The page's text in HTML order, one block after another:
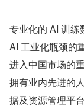
专业化的 AI 训
AI 工业化瓶颈的
进入中国市场的
拥有业内先进的
据及资源管理平